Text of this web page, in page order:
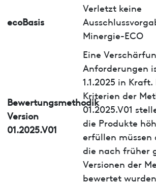
ecoBasis
Verletzt keine
Minergie-ECO
Bewertungsmethodik
Version
01.2025.V01
Eine
Anforderungen
1.1.2025 in
Kriterien der
01.2025.V01
die Produkte
erfüllen müssen
die nach früher
Versionen der
bewertet